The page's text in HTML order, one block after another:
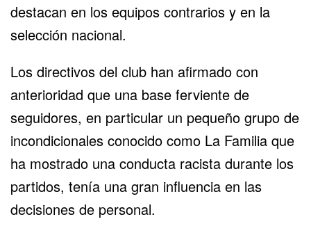
destacan en los equipos contrarios y en la
selección nacional.
Los directivos del club han afirmado con
anterioridad que una base ferviente de
seguidores, en particular un pequeño grupo de
incondicionales conocido como La Familia que
ha mostrado una conducta racista durante los
partidos, tenía una gran influencia en las
decisiones de personal.